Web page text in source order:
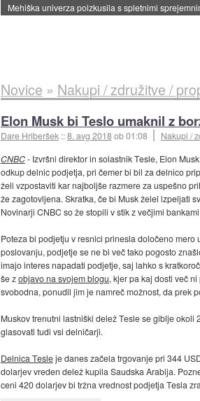
Mehiška univerza poizkusila s spletnimi
Novice » Nakupi / združitve /
Elon Musk bi Teslo umaknil z
Dare Hriberšek ::8. avg 2018ob 01:08 Nakupi /
CNBC- Izvršni direktor in solastnik Tesle, Elon
odkup delnic podjetja, pri čemer bi bil za delnico
želi vzpostaviti kar najboljše razmere za uspešno
že zagotovljena. Skratka, če bi Musk želel izpeljati
Novinarji CNBC so že stopili v stik z večjimi
Poteza bi podjetju v resnici prinesla določeno
poslovanju, podjetje se ne bi več tako pogosto
imajo interes napadati podjetje, saj lahko s
še zobjavo na svojem blogu, kjer pa kaj dosti več
svobodna, ponudil jim je namreč možnost, da prek
Muskov trenutni lastniški delež Tesle se giblje okoli
glasovati tudi vsi delničarji.
Delnica Tesleje danes začela trgovanje pri 344
dolarjev vreden delež kupila Saudska Arabija.
ceni 420 dolarjev bi tržna vrednost podjetja Tesla